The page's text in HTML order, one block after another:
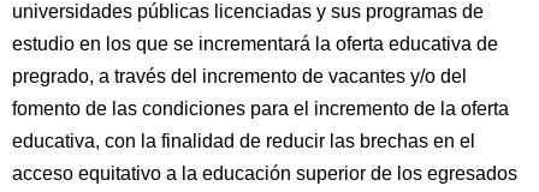
universidades públicas licenciadas y sus programas de
estudio en los que se incrementará la oferta educativa de
pregrado, a través del incremento de vacantes y/o del
fomento de las condiciones para el incremento de la oferta
educativa, con la finalidad de reducir las brechas en el
acceso equitativo a la educación superior de los egresados